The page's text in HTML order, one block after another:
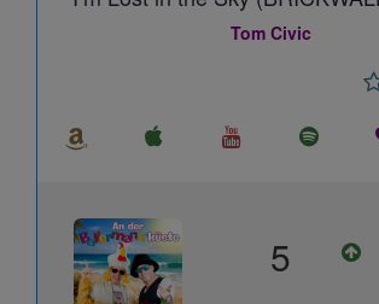
Tom Civic
5